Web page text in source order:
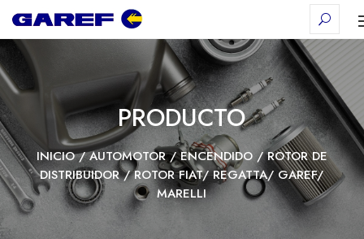
PRODUCTO
INICIO/AUTOMOTOR/ENCENDIDO/ROTOR DE
DISTRIBUIDOR/ ROTOR FIAT/ REGATTA/ GAREF/
MARELLI